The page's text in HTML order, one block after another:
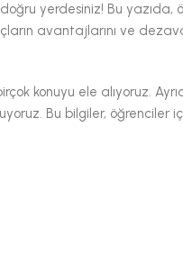
yerdesiniz! Bu yazıda,
avantajlarını ve
konuyu ele alıyoruz.
Bu bilgiler, öğrenciler